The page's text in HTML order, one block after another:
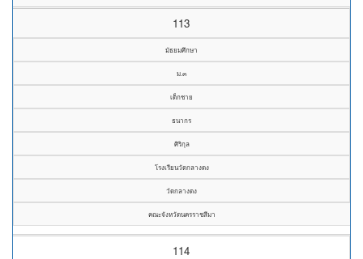
113
มัธยมศึกษา
ม.๓
เด็กชาย
ธนากร
ศิริกุล
โรงเรียนวัดกลางดง
วัดกลางดง
คณะจังหวัดนครราชสีมา
114